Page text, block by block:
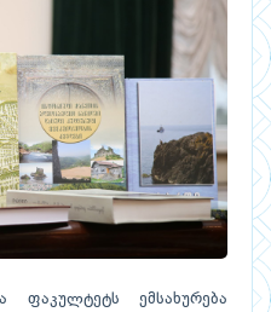
ფაკულტეტს ემსახურება